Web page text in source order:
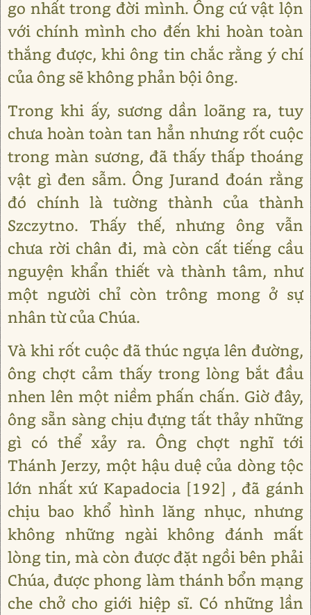
go nhất trong đời mình. Ông cứ vật lộn
với chính mình cho đến khi hoàn toàn
thắng được, khi ông tin chắc rằng ý chí
của ông sẽ không phản bội ông.
Trong khi ấy, sương dần loãng ra, tuy
chưa hoàn toàn tan hẳn nhưng rốt cuộc
trong màn sương, đã thấy thấp thoáng
vật gì đen sẫm. Ông Jurand đoán rằng
đó chính là tường thành của thành
Szczytno. Thấy thế, nhưng ông vẫn
chưa rời chân đi, mà còn cất tiếng cầu
nguyện khẩn thiết và thành tâm, như
một người chỉ còn trông mong ở sự
nhân từ của Chúa.
Và khi rốt cuộc đã thúc ngựa lên đường,
ông chợt cảm thấy trong lòng bắt đầu
nhen lên một niềm phấn chấn. Giờ đây,
ông sẵn sàng chịu đựng tất thảy những
gì có thể xảy ra. Ông chợt nghĩ tới
Thánh Jerzy, một hậu duệ của dòng tộc
lớn nhất xứ Kapadocia [192] , đã gánh
chịu bao khổ hình lăng nhục, nhưng
không những ngài không đánh mất
lòng tin, mà còn được đặt ngồi bên phải
Chúa, được phong làm thánh bổn mạng
che chở cho giới hiệp sĩ. Có những lần